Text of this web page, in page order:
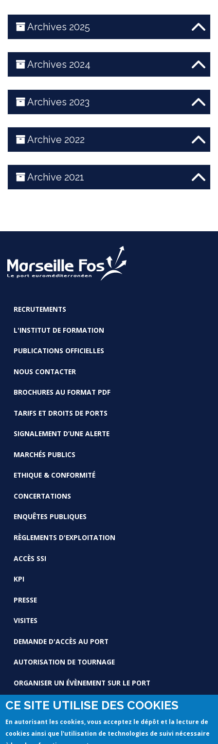
Archives 2025
Archives 2024
Archives 2023
Archive 2022
Archive 2021
FOOTER
RECRUTEMENTS
L'INSTITUT DE FORMATION
PUBLICATIONS OFFICIELLES
NOUS CONTACTER
BROCHURES AU FORMAT PDF
TARIFS ET DROITS DE PORTS
SIGNALEMENT D’UNE ALERTE
MARCHÉS PUBLICS
ETHIQUE & CONFORMITÉ
CONCERTATIONS
ENQUÊTES PUBLIQUES
RÈGLEMENTS D'EXPLOITATION
ACCÈS SSI
KPI
PRESSE
VISITES
DEMANDE D'ACCÈS AU PORT
AUTORISATION DE TOURNAGE
ORGANISER UN ÉVÈNEMENT SUR LE PORT
CE SITE UTILISE DES COOKIES
En autorisant les cookies, vous acceptez le dépôt et la lecture de
cookies ainsi que l'utilisation de technologies de suivi nécessaire